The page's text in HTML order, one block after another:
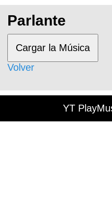
Parlante
Cargar la Música
Volver
YT